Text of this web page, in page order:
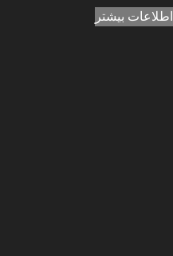
اطلاعات بیشتر